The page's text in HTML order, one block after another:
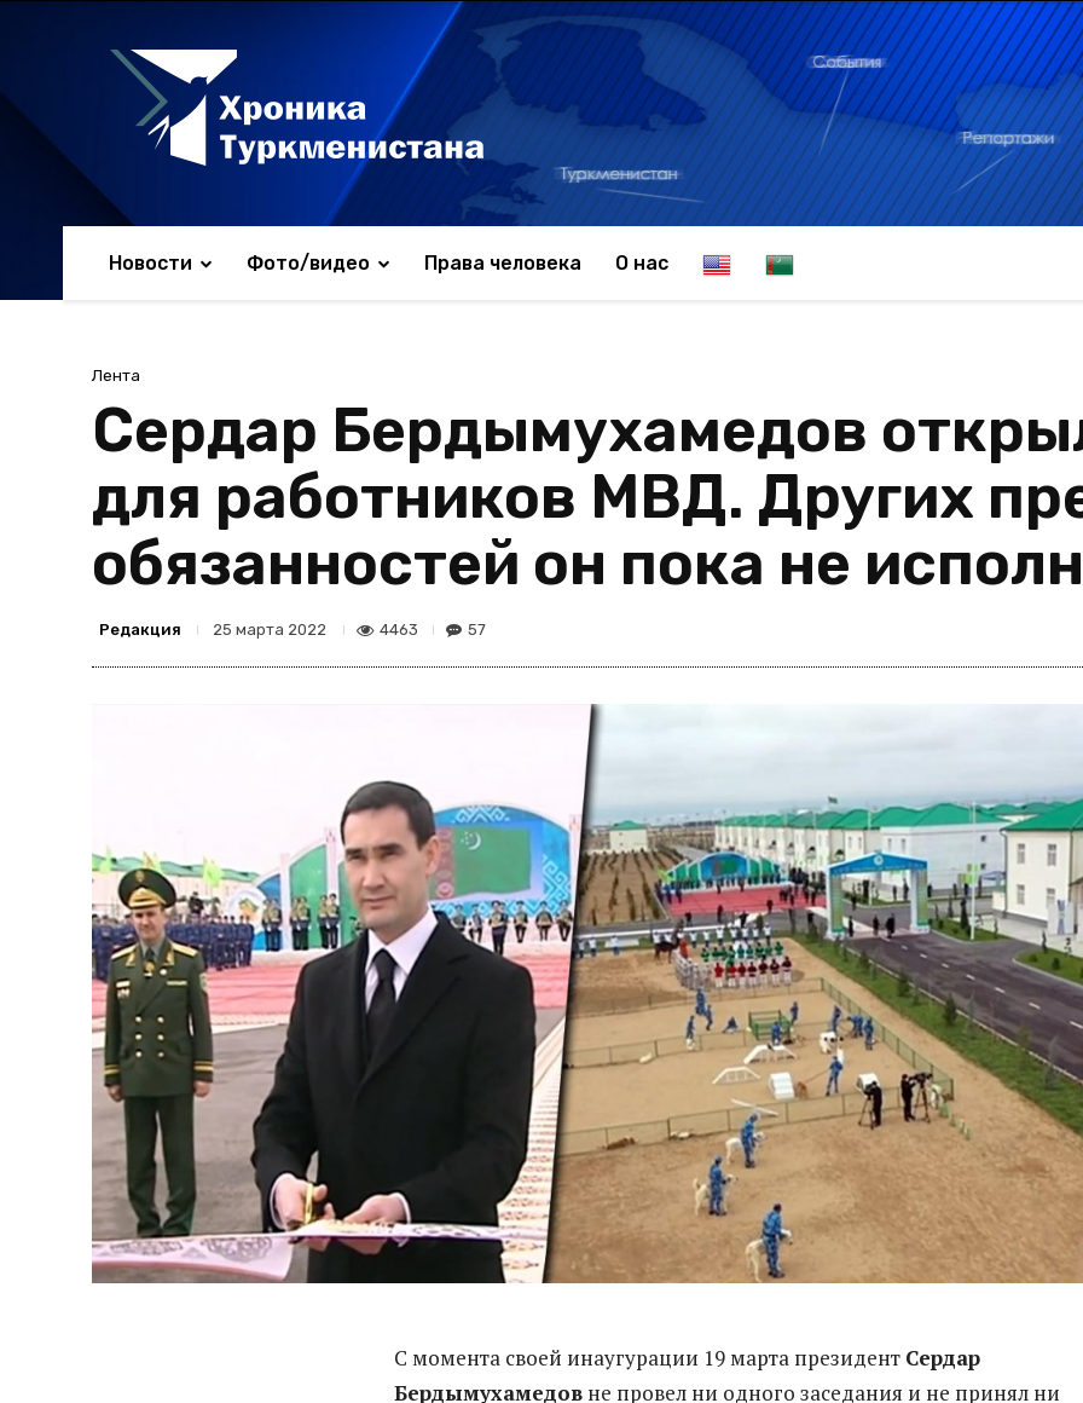
Новости Фото/видео Права человека О нас E
i
T
k
m
e
Лента
Сердар Бердымухамедов
для работников МВД. Других
обязанностей он пока не
Редакция 25 марта 2022 4463 57
С момента своей инаугурации 19 марта президент Сердар
Бердымухамедов не провел ни одного заседания и не принял ни